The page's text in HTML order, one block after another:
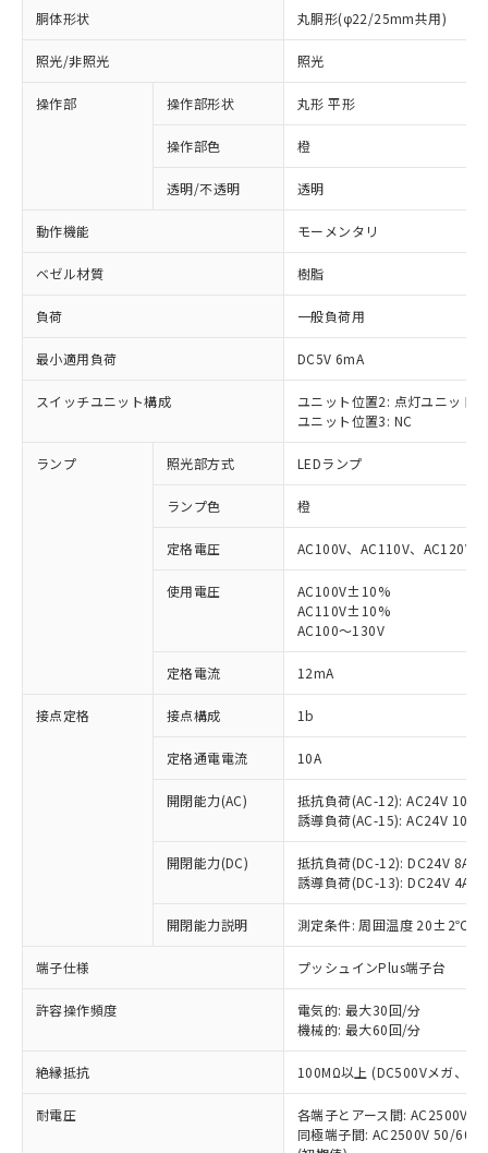
胴体形状 丸胴形(φ22/25mm共用)
照光/非照光 照光
操作部 操作部形状 丸形 平形
操作部色 橙
透明/不透明 透明
動作機能 モーメンタリ
ベゼル材質 樹脂
負荷 一般負荷用
最小適用負荷 DC5V 6mA
スイッチユニット構成
ユニット位置2: 点灯ユニット
ユニット位置3: NC
ランプ 照光部方式 LEDランプ
ランプ色 橙
定格電圧 AC100V、AC110V、AC120V
使用電圧
AC100V±10%
AC110V±10%
AC100～130V
定格電流 12mA
接点定格 接点構成 1b
定格通電電流 10A
開閉能力(AC)
抵抗負荷(AC-12): AC24V 10A/
誘導負荷(AC-15): AC24V
開閉能力(DC)
抵抗負荷(DC-12): DC24V 8A/
誘導負荷(DC-13): DC24V 4A/
開閉能力説明 測定条件: 周囲温度 20±2℃、
端子仕様 プッシュインPlus端子台
許容操作頻度
電気的: 最大30回/分
機械的: 最大60回/分
絶縁抵抗 100MΩ以上 (DC500Vメガ、点
耐電圧
各端子とアース間: AC2500V
同極端子間: AC2500V 50/
ご利用条件
以下の条件をお読みいただき、同意のうえ
本サービスは、当社制御機器事業取扱
商品の当社在庫状況および標準価格
(税抜)を提供させていただくもので
当社制御機器事業取扱商品の中には、
ことをご了承ください。
在庫状況および標準価格照会結果は、
記載している更新日時点での社内デー
タに基づき作成されるものであり、閲
覧された時点での実際の在庫および標
準価格とは異なる場合があることをご
対応済み：EU RoHS指令（10物質）の
非含有に対応した製品が提供可能な商品で
す。
対応予定：EU RoHS指令（10物質）の非含
有に対応した製品に切り替える予定のある
対応予定なし：EU RoHS指令（10物質）の
非含有に非対応の商品で、対応品を出す予
調査・確認中：EU RoHS指令（10物質）の
非含有の対応状況を調査中または確認中の
非該当品：ライセンス料など無形物で、有
害物質有無と関係のない商品です。
仕入先様の事情により、非含有部品として
いたものが、含有品と判明した場合などや
むを得ず変更することがあります。
*EU RoHS指令（10物質）：
鉛(Pb) 1000ppm以下、 水銀(Hg) 1000ppm以下、 カド
六価クロム(Cr(Ⅵ)) 1000ppm以下、ポリ臭化ビフェニル
類(PBB) 1000ppm以下、ポリ臭化ジフェニルエーテル類
「○」：最大均質材料含有率が中国RoHSの
基準値以下であることを示します。
「×」：最大均質材料含有率が中国RoHSの
基準値を超えていることを示します。
「－」：未確認です。当社販売部門へお問
*中国RoHS10物質の基準値 (GB/T26572)：
Pb(鉛) :1000ppm、 Hg(水銀) : 1000ppm、 Cd(カドミウ
Cr(Ⅵ)(六価クロム) : 1000ppm、 PBBs(ポリ臭化ビフェ
当社は、これら貴社製品のうち、外国
為替および外国貿易法に定める商品
または国外への提供する場合は、日本
国政府の輸出許可(または役務取引許
可)を取得するなどの必要な手続きを